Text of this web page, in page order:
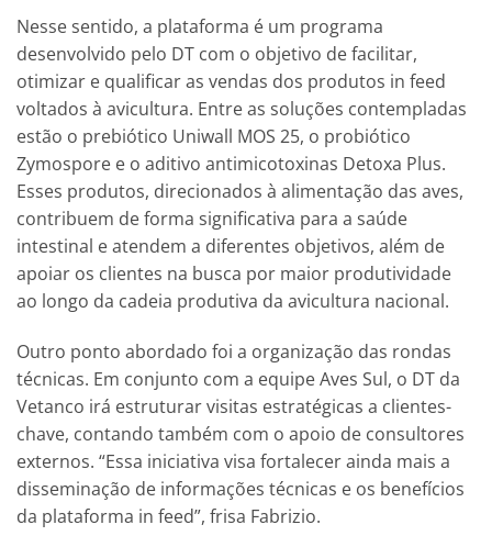
Nesse sentido, a plataforma é um programa
desenvolvido pelo DT com o objetivo de facilitar,
otimizar e qualificar as vendas dos produtos in feed
voltados à avicultura. Entre as soluções contempladas
estão o prebiótico Uniwall MOS 25, o probiótico
Zymospore e o aditivo antimicotoxinas Detoxa Plus.
Esses produtos, direcionados à alimentação das aves,
contribuem de forma significativa para a saúde
intestinal e atendem a diferentes objetivos, além de
apoiar os clientes na busca por maior produtividade
ao longo da cadeia produtiva da avicultura nacional.
Outro ponto abordado foi a organização das rondas
técnicas. Em conjunto com a equipe Aves Sul, o DT da
Vetanco irá estruturar visitas estratégicas a clientes-
chave, contando também com o apoio de consultores
externos. “Essa iniciativa visa fortalecer ainda mais a
disseminação de informações técnicas e os benefícios
da plataforma in feed”, frisa Fabrizio.